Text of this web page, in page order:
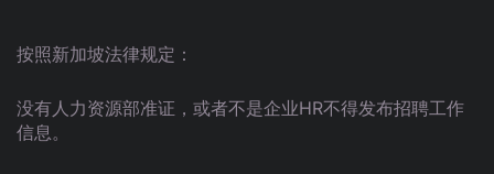
按照新加坡法律规定：
没有人力资源部准证，或者不是企业HR不得发布招聘工作
信息。